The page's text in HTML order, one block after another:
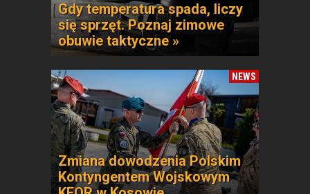
Gdy temperatura spada, liczy
się sprzęt. Poznaj zimowe
obuwie taktyczne »
NEWS
Zmiana dowodzenia Polskim
Kontyngentem Wojskowym